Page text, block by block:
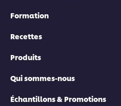
Formation
Recettes
Produits
Qui sommes-nous
Échantillons & Promotions